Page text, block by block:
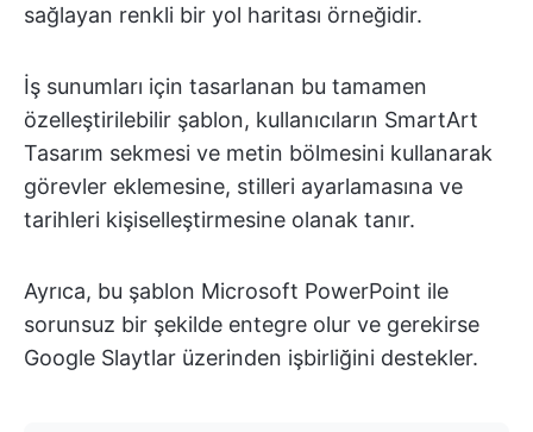
sağlayan renkli bir yol haritası örneğidir.
İş sunumları için tasarlanan bu tamamen
özelleştirilebilir şablon, kullanıcıların SmartArt
Tasarım sekmesi ve metin bölmesini kullanarak
görevler eklemesine, stilleri ayarlamasına ve
tarihleri kişiselleştirmesine olanak tanır.
Ayrıca, bu şablon Microsoft PowerPoint ile
sorunsuz bir şekilde entegre olur ve gerekirse
Google Slaytlar üzerinden işbirliğini destekler.